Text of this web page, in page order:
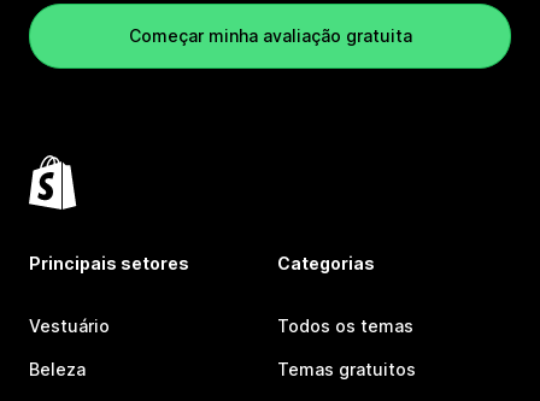
Começar minha avaliação gratuita
Principais setores
Vestuário
Beleza
Categorias
Todos os temas
Temas gratuitos